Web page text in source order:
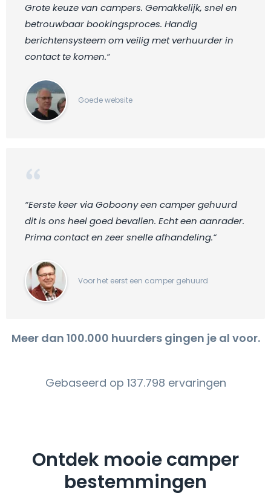
Grote keuze van campers. Gemakkelijk, snel en
betrouwbaar bookingsproces. Handig
berichtensysteem om veilig met verhuurder in
contact te komen.“
Goede website
“Eerste keer via Goboony een camper gehuurd
dit is ons heel goed bevallen. Echt een aanrader.
Prima contact en zeer snelle afhandeling.“
Voor het eerst een camper gehuurd
Meer dan 100.000 huurders gingen je al voor.
Gebaseerd op 137.798 ervaringen
Ontdek mooie camper
bestemmingen